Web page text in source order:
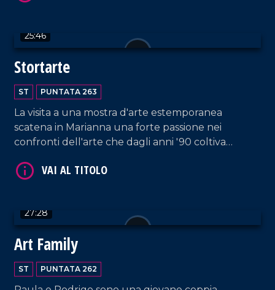
25:46
Stortarte
ST PUNTATA 263
La visita a una mostra d'arte estemporanea
scatena in Marianna una forte passione nei
confronti dell'arte che dagli anni '90 coltiva
materiali di ogni tipo.
27:28
Art Family
ST PUNTATA 262
VAI AL TITOLO